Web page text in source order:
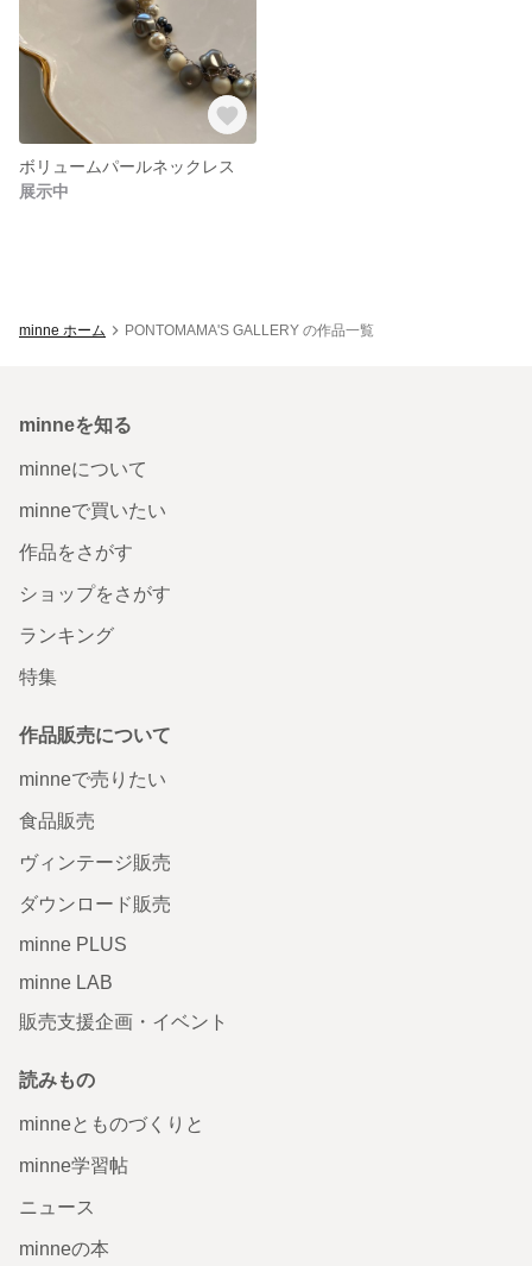
ボリュームパールネックレス
展示中
minne ホーム PONTOMAMA'S GALLERY の作品一覧
minneを知る
minneについて
minneで買いたい
作品をさがす
ショップをさがす
ランキング
特集
作品販売について
minneで売りたい
食品販売
ヴィンテージ販売
ダウンロード販売
minne PLUS
minne LAB
販売支援企画・イベント
読みもの
minneとものづくりと
minne学習帖
ニュース
minneの本